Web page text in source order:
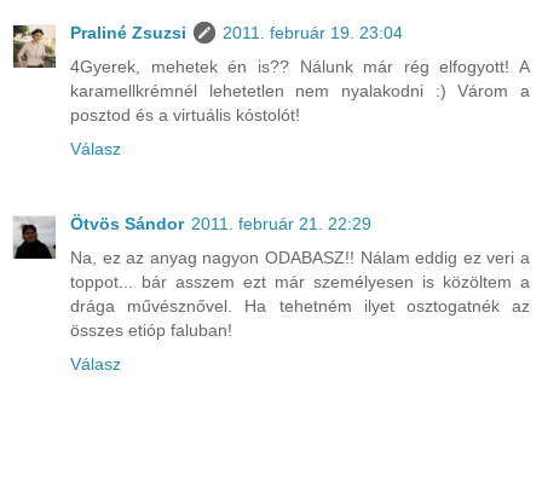
Praliné Zsuzsi
2011. február 19. 23:04
4Gyerek, mehetek én is?? Nálunk már rég elfogyott! A
karamellkrémnél lehetetlen nem nyalakodni :) Várom a
posztod és a virtuális kóstolót!
Válasz
Ötvös Sándor 2011. február 21. 22:29
Na, ez az anyag nagyon ODABASZ!! Nálam eddig ez veri a
toppot... bár asszem ezt már személyesen is közöltem a
drága művésznővel. Ha tehetném ilyet osztogatnék az
összes etióp faluban!
Válasz